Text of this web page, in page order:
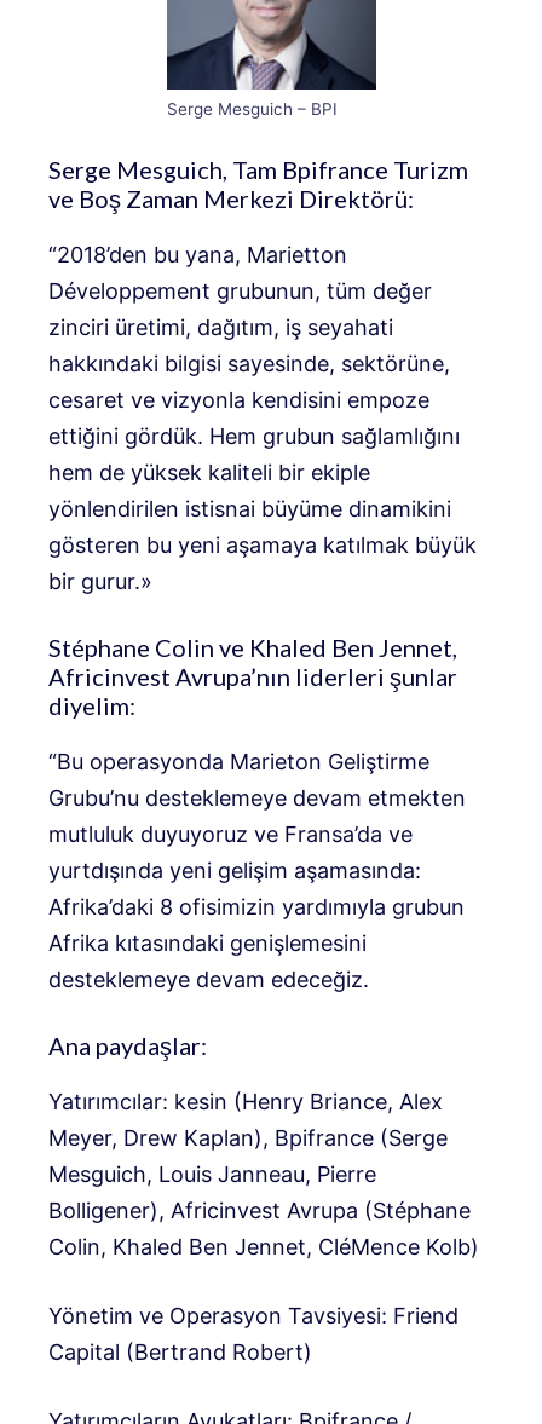
Serge Mesguich – BPI
Serge Mesguich, Tam Bpifrance Turizm
ve Boş Zaman Merkezi Direktörü:
“2018’den bu yana, Marietton
Développement grubunun, tüm değer
zinciri üretimi, dağıtım, iş seyahati
hakkındaki bilgisi sayesinde, sektörüne,
cesaret ve vizyonla kendisini empoze
ettiğini gördük. Hem grubun sağlamlığını
hem de yüksek kaliteli bir ekiple
yönlendirilen istisnai büyüme dinamikini
gösteren bu yeni aşamaya katılmak büyük
bir gurur.»
Stéphane Colin ve Khaled Ben Jennet,
Africinvest Avrupa’nın liderleri şunlar
diyelim:
“Bu operasyonda Marieton Geliştirme
Grubu’nu desteklemeye devam etmekten
mutluluk duyuyoruz ve Fransa’da ve
yurtdışında yeni gelişim aşamasında:
Afrika’daki 8 ofisimizin yardımıyla grubun
Afrika kıtasındaki genişlemesini
desteklemeye devam edeceğiz.
Ana paydaşlar:
Yatırımcılar: kesin (Henry Briance, Alex
Meyer, Drew Kaplan), Bpifrance (Serge
Mesguich, Louis Janneau, Pierre
Bolligener), Africinvest Avrupa (Stéphane
Colin, Khaled Ben Jennet, CléMence Kolb)
Yönetim ve Operasyon Tavsiyesi: Friend
Capital (Bertrand Robert)